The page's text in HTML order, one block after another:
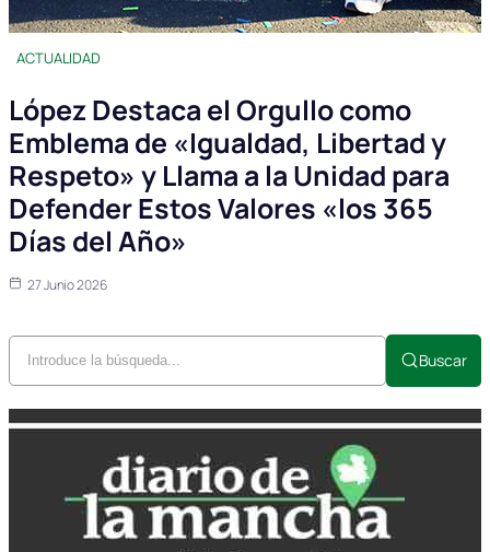
ACTUALIDAD
López Destaca el Orgullo como
Emblema de «Igualdad, Libertad y
Respeto» y Llama a la Unidad para
Defender Estos Valores «los 365
Días del Año»
27 Junio 2026
Buscar